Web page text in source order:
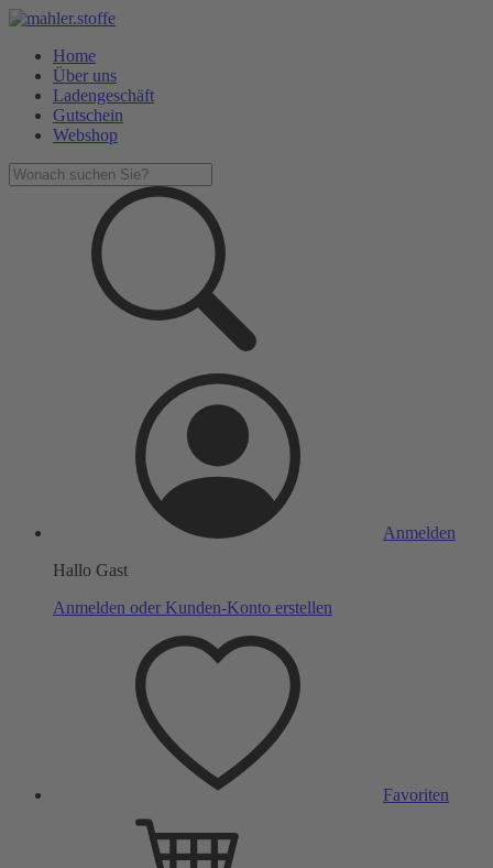
Home
Über uns
Ladengeschäft
Gutschein
Webshop
Anmelden
Hallo Gast
Anmelden oder Kunden-Konto erstellen
Favoriten